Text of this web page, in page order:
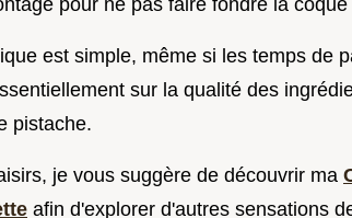
pour ne pas faire fondre la coque
est simple, même si les temps de
sur la qualité des
pistache.
je vous suggère de découvrir ma
afin d'explorer d'autres sensations